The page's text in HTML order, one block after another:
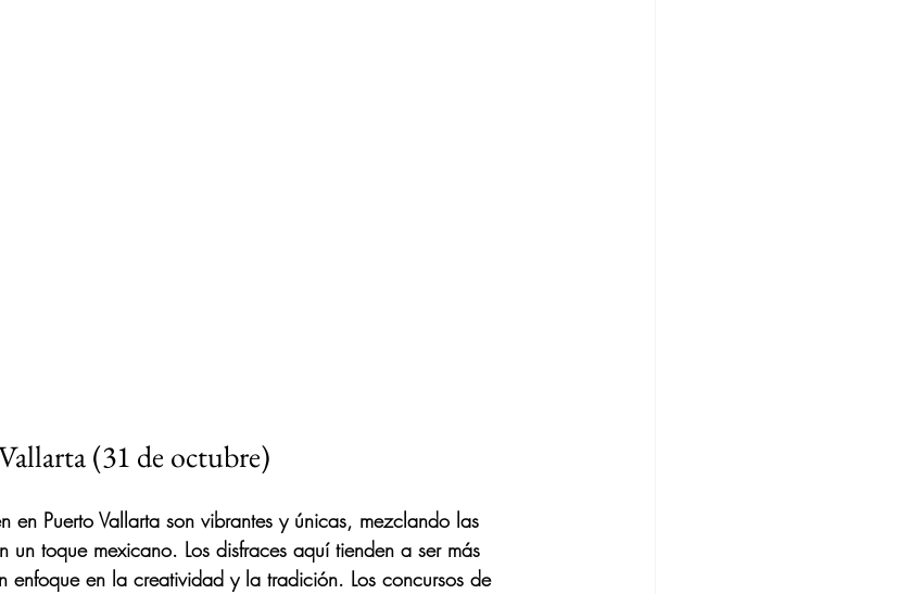
(31 de octubre)
en Puerto Vallarta son vibrantes y únicas, mezclando las
un toque mexicano. Los disfraces aquí tienden a ser más
enfoque en la creatividad y la tradición. Los concursos de